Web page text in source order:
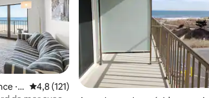
⋅
Évaluation moyenne sur la base de 121
4,8 (121)